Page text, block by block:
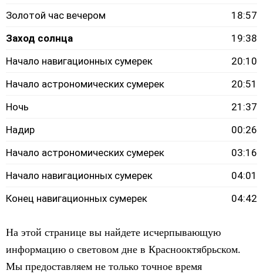
Золотой час вечером
18:57
Заход солнца
19:38
Начало навигационных сумерек
20:10
Начало астрономических сумерек
20:51
Ночь
21:37
Надир
00:26
Начало астрономических сумерек
03:16
Начало навигационных сумерек
04:01
Конец навигационных сумерек
04:42
На этой странице вы найдете исчерпывающую
информацию о световом дне в Краснооктябрьском.
Мы предоставляем не только точное время